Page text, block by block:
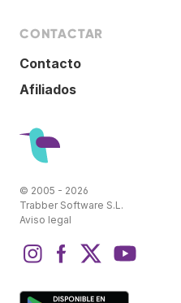
CONTACTAR
Contacto
Afiliados
© 2005 - 2026
Trabber Software S.L.
Aviso legal